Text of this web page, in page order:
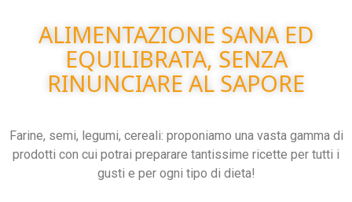
ALIMENTAZIONE SANA ED
EQUILIBRATA, SENZA
RINUNCIARE AL SAPORE
Farine, semi, legumi, cereali: proponiamo una vasta gamma di
prodotti con cui potrai preparare tantissime ricette per tutti i
gusti e per ogni tipo di dieta!